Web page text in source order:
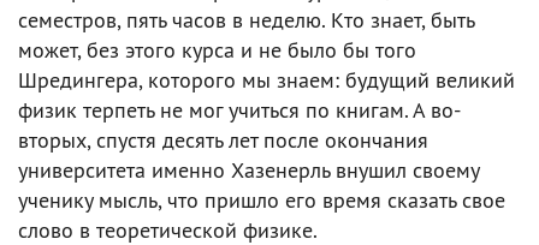
семестров, пять часов в неделю. Кто знает, быть
может, без этого курса и не было бы того
Шредингера, которого мы знаем: будущий великий
физик терпеть не мог учиться по книгам. А во-
вторых, спустя десять лет после окончания
университета именно Хазенерль внушил своему
ученику мысль, что пришло его время сказать свое
слово в теоретической физике.